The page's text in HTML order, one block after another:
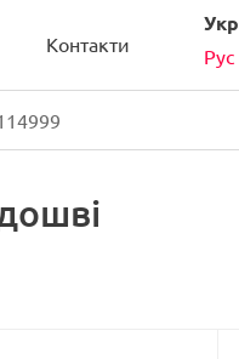
Контакти
Укр
Рус